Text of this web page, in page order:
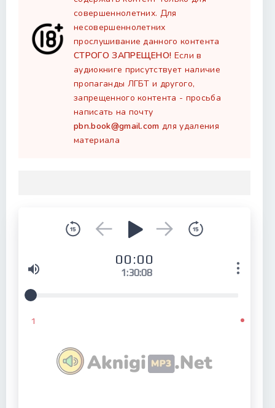
совершеннолетних. Для
несовершеннолетних
прослушивание данного контента
СТРОГО ЗАПРЕЩЕНО! Если в
аудиокниге присутствует наличие
пропаганды ЛГБТ и другого,
запрещенного контента - просьба
написать на почту
pbn.book@gmail.com для удаления
материала
00:00
1:30:08
1